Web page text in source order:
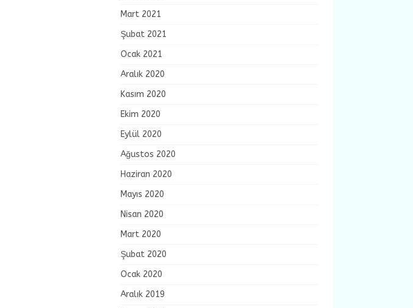
Mart 2021
Şubat 2021
Ocak 2021
Aralık 2020
Kasım 2020
Ekim 2020
Eylül 2020
Ağustos 2020
Haziran 2020
Mayıs 2020
Nisan 2020
Mart 2020
Şubat 2020
Ocak 2020
Aralık 2019